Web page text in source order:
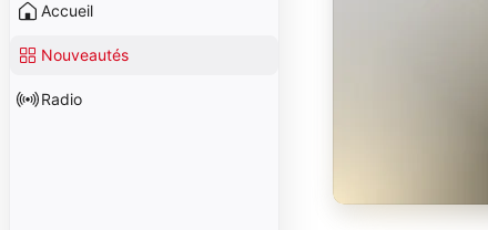
Accueil
Nouveautés
Radio